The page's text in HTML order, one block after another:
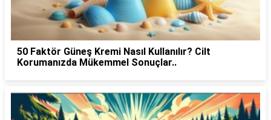
50 Faktör Güneş Kremi Nasıl Kullanılır? Cilt
Korumanızda Mükemmel Sonuçlar..